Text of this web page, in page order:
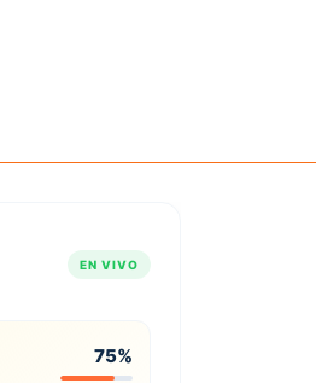
EN VIVO
75%